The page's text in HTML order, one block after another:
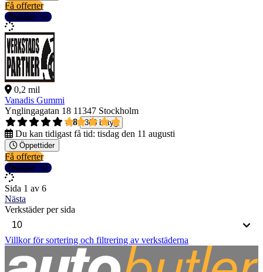
Få offerter
Detaljer
0,2 mil
Vanadis Gummi
Ynglingagatan 18 11347 Stockholm
4,8
368 betyg
Du kan tidigast få tid: tisdag den 11 augusti
Öppettider
Få offerter
Detaljer
Sida 1 av 6
Nästa
Verkstäder per sida
Villkor för sortering och filtrering av verkstäderna